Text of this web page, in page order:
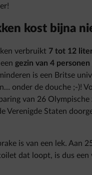
kost bijna
verbruikt 7 tot 12
gezin van 4
is een Britse
onder de douche ;-)!
van 26
Verenigde Staten
is van een lek. Aan
dat loopt, is dus een